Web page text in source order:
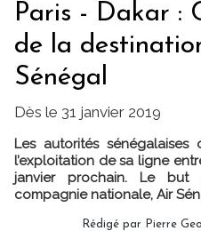
Paris - Dakar :
de la
Sénégal
Dès le 31 janvier 2019
Les autorités
l’exploitation de sa ligne
janvier prochain. Le but
compagnie nationale, Air
Rédigé par Pierre